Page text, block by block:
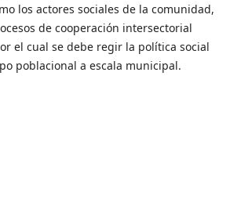
los actores sociales de la comunidad,
de cooperación intersectorial
el cual se debe regir la política social
poblacional a escala municipal.